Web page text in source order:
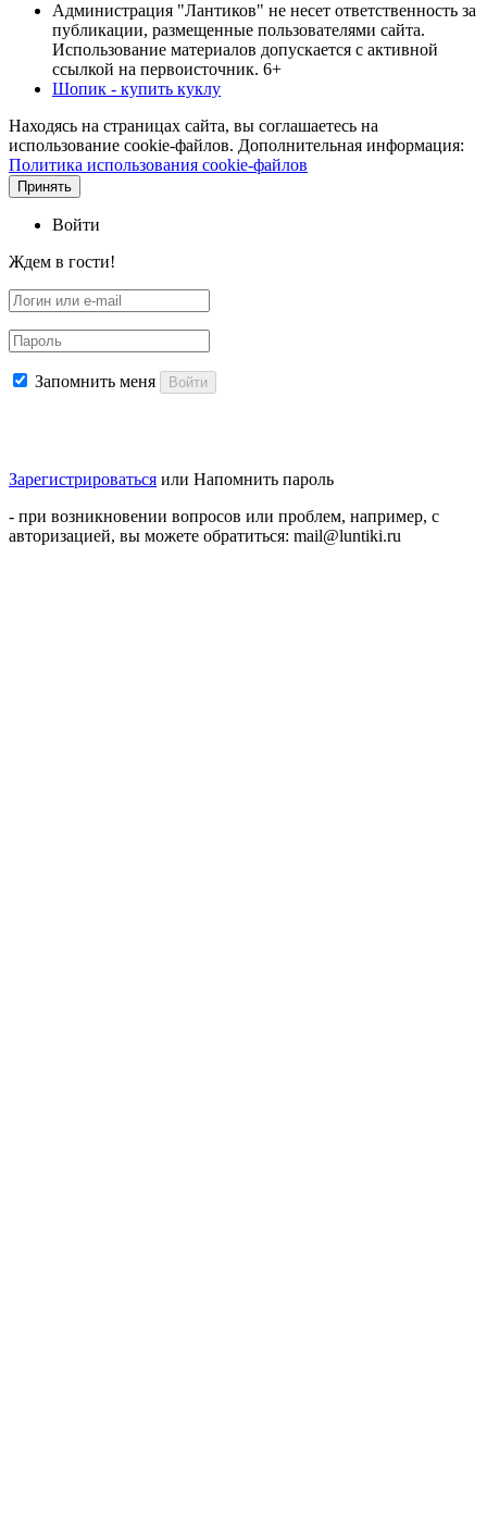
Администрация "Лантиков" не несет ответственность за
публикации, размещенные пользователями сайта.
Использование материалов допускается с активной
ссылкой на первоисточник. 6+
Шопик - купить куклу
Находясь на страницах сайта, вы соглашаетесь на
использование cookie-файлов. Дополнительная информация:
Политика использования cookie-файлов
Принять
Войти
Ждем в гости!
Запомнить меня Войти
Зарегистрироваться или Напомнить пароль
- при возникновении вопросов или проблем, например, с
авторизацией, вы можете обратиться: mail@luntiki.ru